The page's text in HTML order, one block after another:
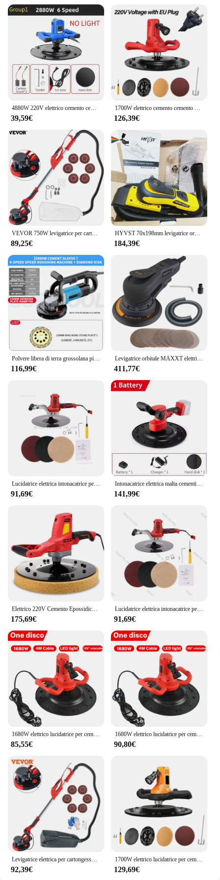
of precision.
4880W 220V elettrico cemento cemento malta cazzuola levigatrice levigatrice massoni intonacatura secchio cazzuola strumento 2880W
39,59€
1700W elettrico cemento cemento malta cazzuola parete intonaco levigatrice lucidatrice con fango miscelatore Bar 6 regolazione della velocità dell'ingranaggio
126,39€
VEVOR 750W levigatrice per cartongesso a velocità variabile 800-1750RPM senza polvere levigatrice elettrica per levigatrice a parete
89,25€
HYVST 70x198mm levigatrice orbitale elettrica quadrata lavorazione del legno cartongesso 3mm Eccentricity lucidatura auto strumento smerigliatrice motore Brushless
184,39€
Polvere libera di terra grossolana piallatrice della parete piallatrice grossolana Piallatrice grossolana Ground Concrete Lucidatura Strumenti di macinazione Pala elettrica della parete piallatrice grossolana 5800W
116,99€
Levigatrice orbitale MAXXT elettrica 6 "2.5mm Automotive Brushless casuale 150mm lucidatrice per cartongesso in legno per auto a velocità variabile
411,77€
91,69€
Intonacatrice elettrica malta cementizia levigatrice stradale rettificatrice al litio rettificatrice per calcestruzzo
141,99€
175,69€
Lucidatrice elettrica intonacatrice per muro intonacatore per calcestruzzo malta cementizia superficie smerigliatrice lucidatrice manuale
91,69€
85,55€
1680W elettrico lucidatrice per cemento intonaco per pareti cemento cemento malta cazzuola intonacatura levigatrice levigatrice regolazione del terreno
90,80€
92,39€
1700W elettrico lucidatrice per cemento levigatrice per pareti in gesso 6 velocità dell'ingranaggio 80-600RPM cemento cemento malta cazzuola levigatrice per pareti
129,69€